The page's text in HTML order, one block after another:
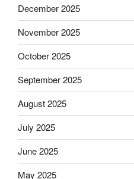
December 2025
November 2025
October 2025
September 2025
August 2025
July 2025
June 2025
May 2025